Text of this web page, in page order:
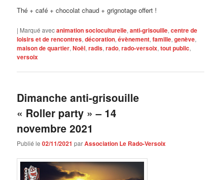
Thé + café + chocolat chaud + grignotage offert !
| Marqué avecanimation socioculturelle,anti-grisouille,centre de
loisirs et de rencontres,décoration,évènement,famille,genève,
maison de quartier,Noël,radis,rado,rado-versoix,tout public,
versoix
Dimanche anti-grisouille
« Roller party » – 14
novembre 2021
Publié le02/11/2021 parAssociation Le Rado-Versoix